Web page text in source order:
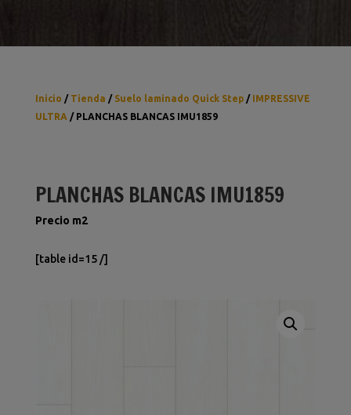
Inicio / Tienda / Suelo laminado Quick Step/ IMPRESSIVE
ULTRA / PLANCHAS BLANCAS IMU1859
PLANCHAS BLANCAS IMU1859
Precio m2
[table id=15 /]